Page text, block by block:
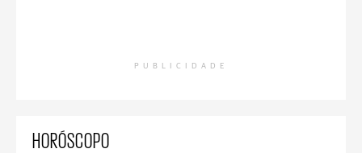
PUBLICIDADE
HORÓSCOPO